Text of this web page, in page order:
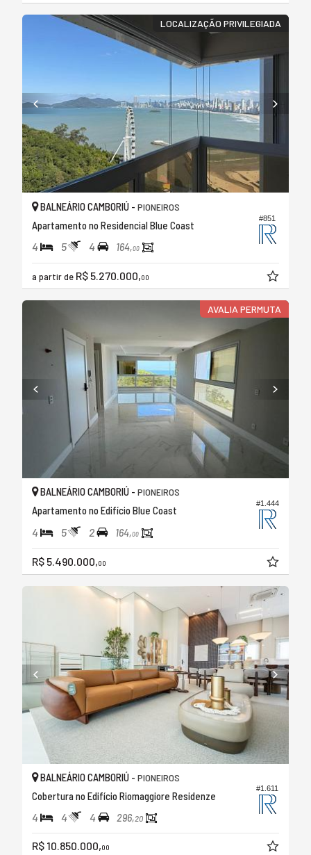
LOCALIZAÇÃO PRIVILEGIADA
#851
BALNEÁRIO CAMBORIÚ - PIONEIROS
Apartamento no Residencial Blue Coast
4 5 4 164,00
a partir de R$ 5.270.000,00
AVALIA PERMUTA
#1.444
BALNEÁRIO CAMBORIÚ - PIONEIROS
Apartamento no Edifício Blue Coast
4 5 2 164,00
R$ 5.490.000,00
#1.611
BALNEÁRIO CAMBORIÚ - PIONEIROS
Cobertura no Edifício Riomaggiore Residenze
4 4 4 296,20
R$ 10.850.000,00